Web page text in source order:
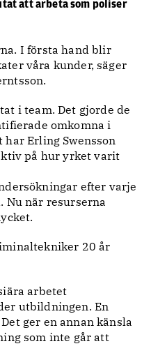
att arbeta som poliser
I första hand blir
våra kunder, säger
i team. Det gjorde de
omkomna i
Erling Swensson
på hur yrket varit
efter varje
Nu när resurserna
20 år
arbetet
utbildningen. En
ger en annan känsla
som inte går att